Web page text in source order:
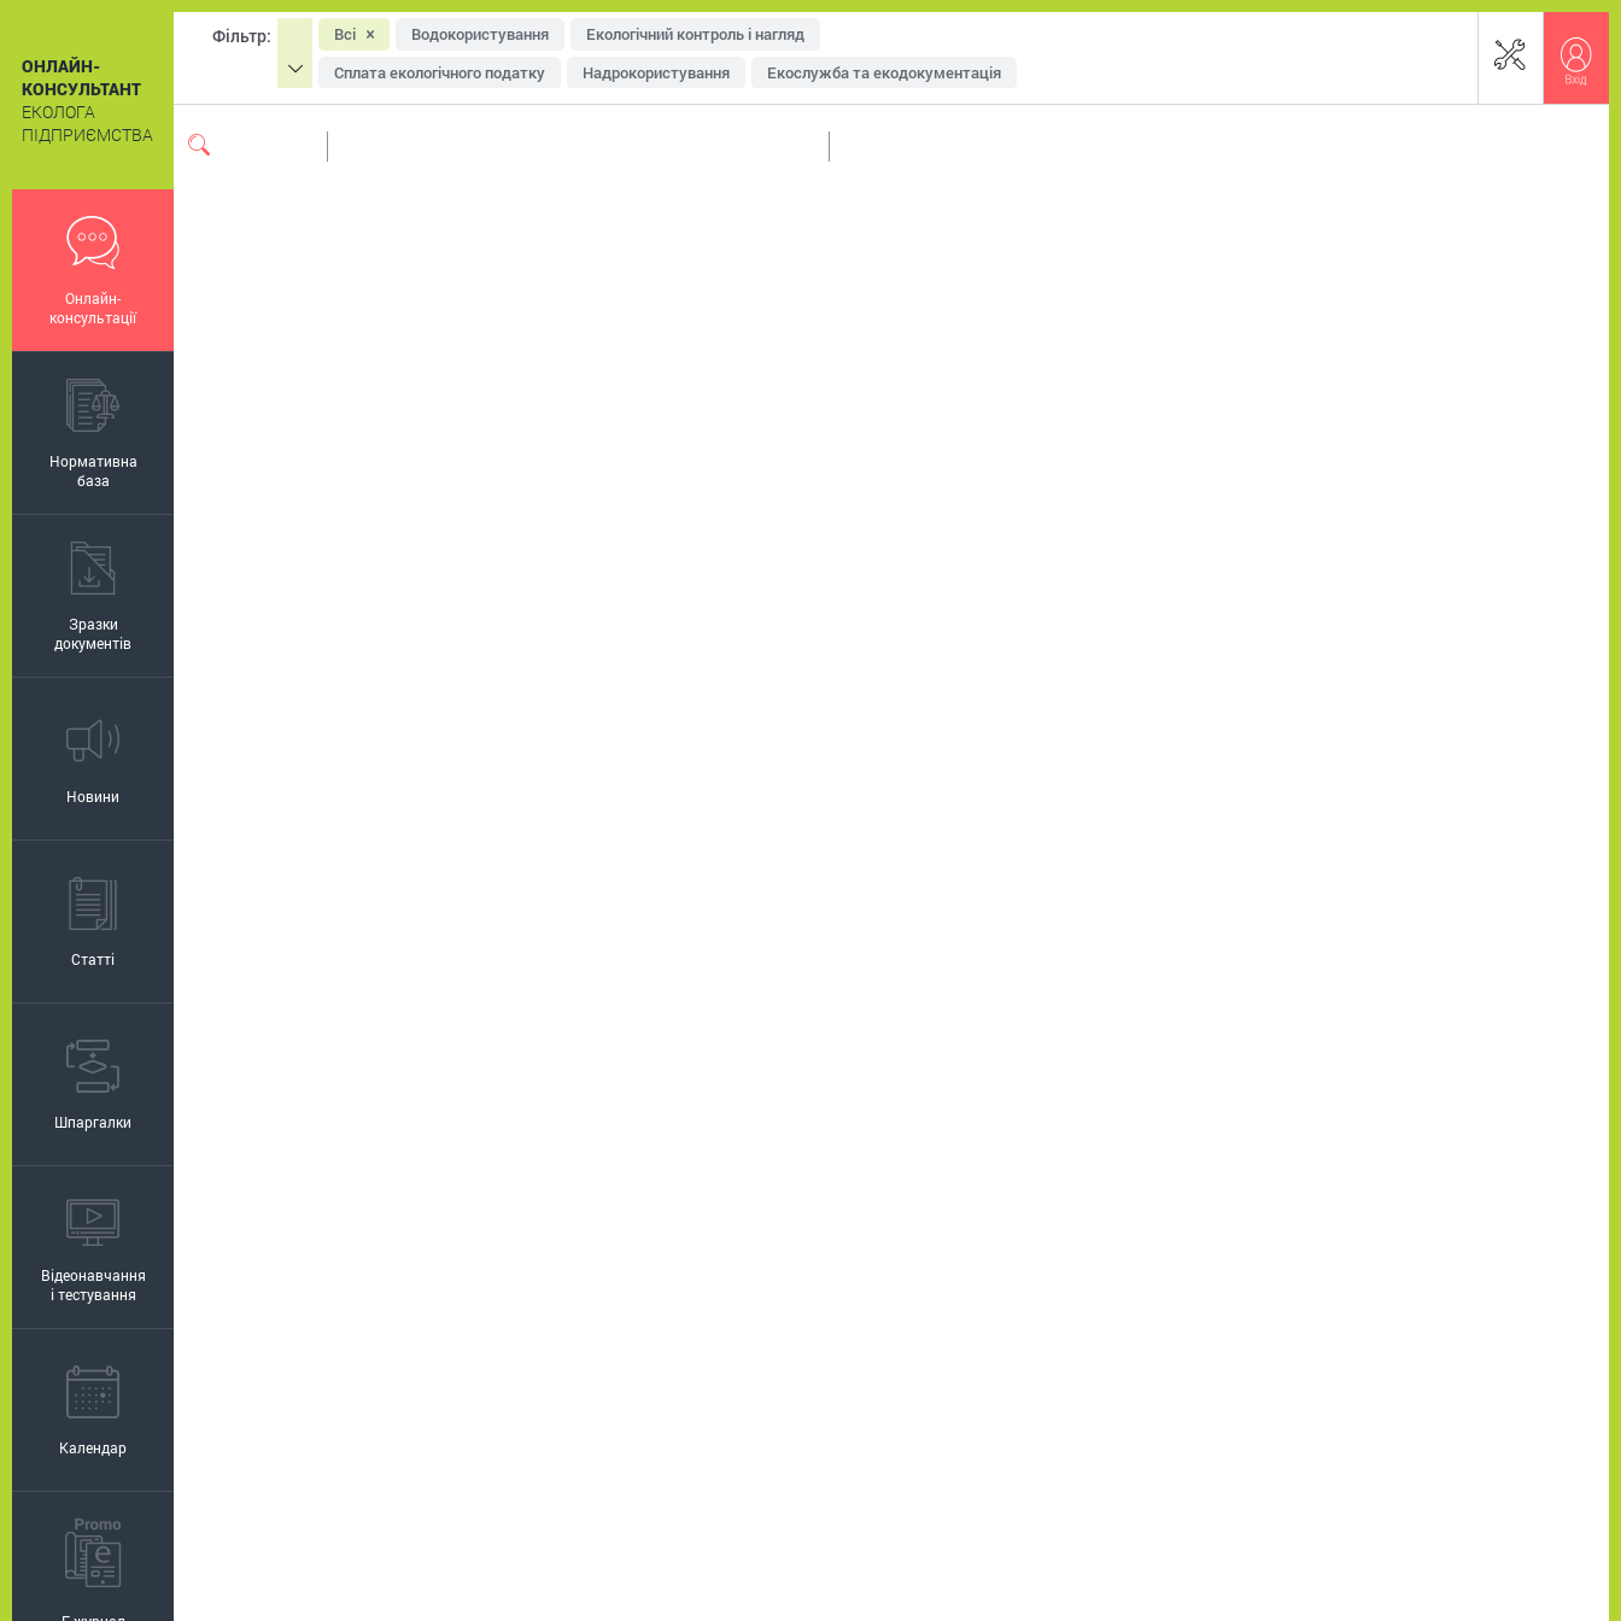
ОНЛАЙН-
КОНСУЛЬТАНТ
ЕКОЛОГА
ПІДПРИЄМСТВА
Онлайн-
консультації
Нормативна
база
Зразки
документів
Новини
Статті
Шпаргалки
Відеонавчання
і тестування
Календар
Фільтр: Всі Водокористування
Екологічний контроль і нагляд
Сплата екологічного податку
Надрокористування
Екослужба та екодокументація
Охорона атмосферного повітря
Управління відходами
Ресурсозбереження